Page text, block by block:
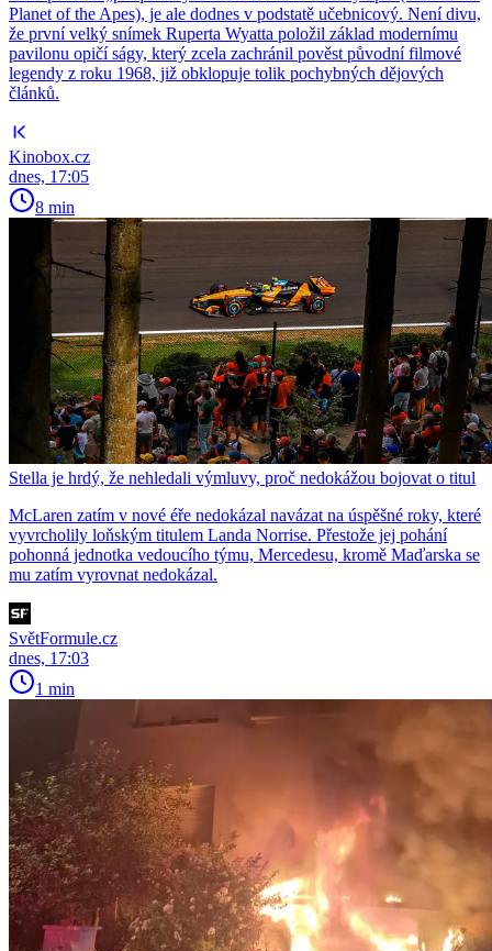
Planet of the Apes), je ale dodnes v podstatě učebnicový. Není divu,
že první velký snímek Ruperta Wyatta položil základ modernímu
pavilonu opičí ságy, který zcela zachránil pověst původní filmové
legendy z roku 1968, již obklopuje tolik pochybných dějových
článků.
Kinobox.cz
dnes, 17:05
8 min
Stella je hrdý, že nehledali výmluvy, proč nedokážou bojovat o titul
McLaren zatím v nové éře nedokázal navázat na úspěšné roky, které
vyvrcholily loňským titulem Landa Norrise. Přestože jej pohání
pohonná jednotka vedoucího týmu, Mercedesu, kromě Maďarska se
mu zatím vyrovnat nedokázal.
SvětFormule.cz
dnes, 17:03
1 min